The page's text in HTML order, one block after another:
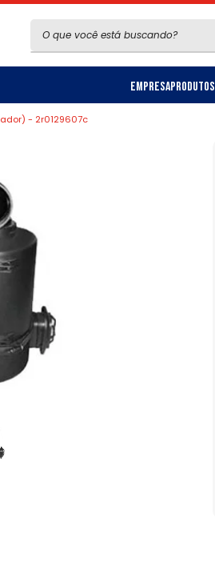
EmpresaProdutos
- 2r0129607c